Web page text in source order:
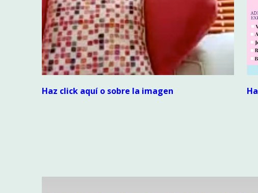
Haz click aquí o sobre la imagen Ha